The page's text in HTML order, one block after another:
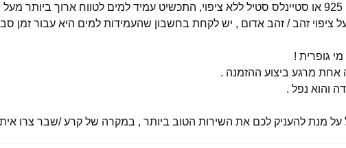
ציפוי זהב / זהב אדום , יש לקחת בחשבון שהעמידות למים היא עבור זמן
גופרית !
אחת מרגע ביצוע ההזמנה .
והוא נפל .
על מנת להעניק לכם את השירות הטוב ביותר , במקרה של קרע /שבר צרו